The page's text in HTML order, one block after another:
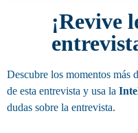
¡Revive
Descubre los momentos más
de esta entrevista y usa la
dudas sobre la entrevista.